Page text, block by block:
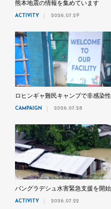
熊本地震の情報を集めています
ACTIVITY 2026.07.29
ロヒンギャ難民キャンプで非感染
CAMPAIGN 2026.07.28
バングラデシュ水害緊急支援を開
ACTIVITY 2026.07.22